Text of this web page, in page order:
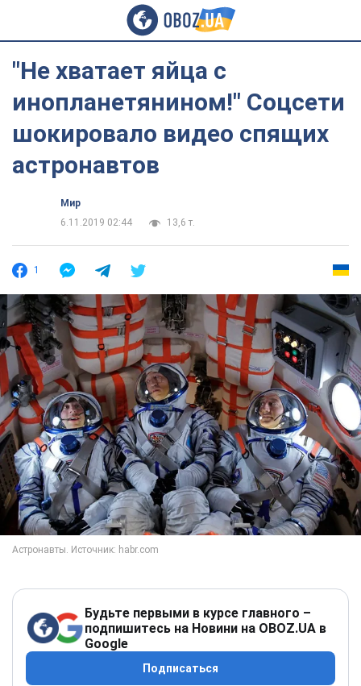
"Не хватает яйца с
инопланетянином!" Соцсети
шокировало видео спящих
астронавтов
Мир
6.11.2019 02:44
13,6 т.
1
Будьте первыми в курсе главного –
подпишитесь на Новини на OBOZ.UA в
Google
Подписаться